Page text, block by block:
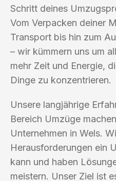
Schritt deines
Vom Verpacken deiner
Transport bis hin zum
– wir kümmern uns um
mehr Zeit und Energie,
Dinge zu konzentrieren.
Unsere langjährige
Bereich Umzüge
Unternehmen in Wels.
Herausforderungen ein
kann und haben
meistern. Unser Ziel ist